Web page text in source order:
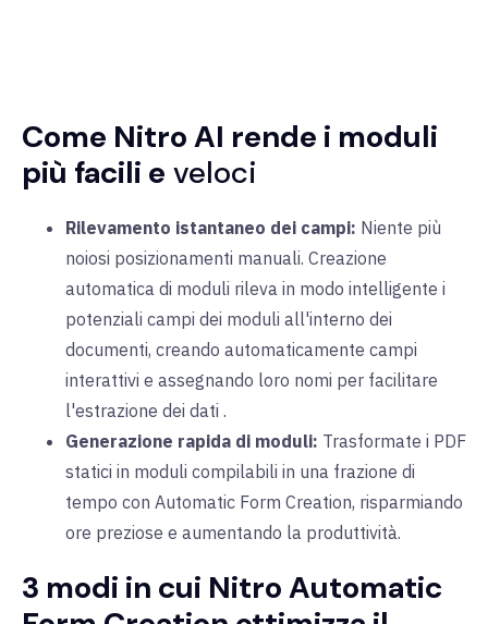
Come Nitro AI rende i moduli
più facili e veloci
Rilevamento istantaneo dei campi: Niente più
noiosi posizionamenti manuali. Creazione
automatica di moduli rileva in modo intelligente i
potenziali campi dei moduli all'interno dei
documenti, creando automaticamente campi
interattivi e assegnando loro nomi per facilitare
l'estrazione dei dati .
Generazione rapida di moduli: Trasformate i PDF
statici in moduli compilabili in una frazione di
tempo con Automatic Form Creation, risparmiando
ore preziose e aumentando la produttività.
3 modi in cui Nitro Automatic